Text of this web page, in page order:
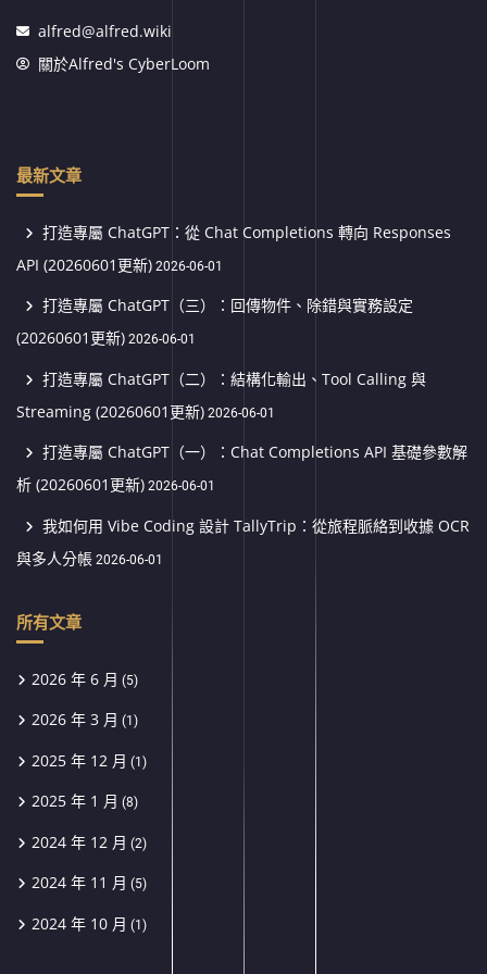
alfred@alfred.wiki
關於Alfred's CyberLoom
最新文章
打造專屬 ChatGPT：從 Chat Completions 轉向 Responses
API (20260601更新) 2026-06-01
打造專屬 ChatGPT（三）：回傳物件、除錯與實務設定
(20260601更新) 2026-06-01
打造專屬 ChatGPT（二）：結構化輸出、Tool Calling 與
Streaming (20260601更新) 2026-06-01
打造專屬 ChatGPT（一）：Chat Completions API 基礎參數解
析 (20260601更新) 2026-06-01
我如何用 Vibe Coding 設計 TallyTrip：從旅程脈絡到收據 OCR
與多人分帳 2026-06-01
所有文章
2026 年 6 月 (5)
2026 年 3 月 (1)
2025 年 12 月 (1)
2025 年 1 月 (8)
2024 年 12 月 (2)
2024 年 11 月 (5)
2024 年 10 月 (1)